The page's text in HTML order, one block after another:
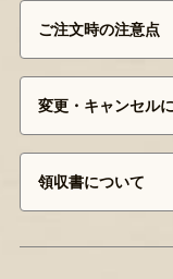
ご注文時の注意点
変更・キャンセル
領収書について